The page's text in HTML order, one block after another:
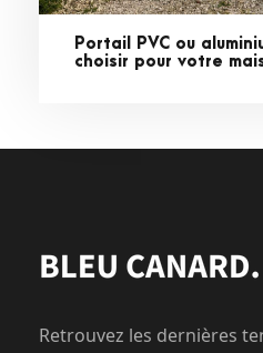
Portail PVC ou
choisir pour votre
Retrouvez les dernières